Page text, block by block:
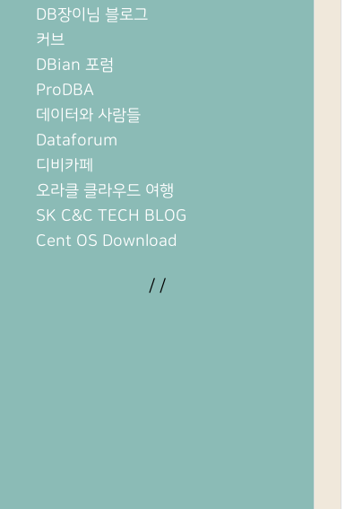
DB장이님 블로그
커브
DBian 포럼
ProDBA
데이터와 사람들
Dataforum
디비카페
오라클 클라우드 여행
SK C&C TECH BLOG
Cent OS Download
/ /